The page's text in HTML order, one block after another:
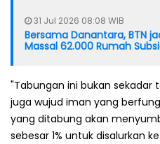
31 Jul 2026 08:08 WIB
Bersama Danantara, BTN
Massal 62.000 Rumah
"Tabungan ini bukan
juga wujud iman yang
yang ditabung akan
sebesar 1% untuk disalurkan